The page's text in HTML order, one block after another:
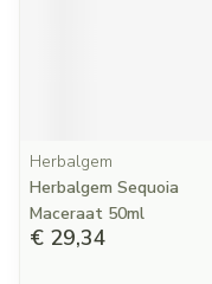
Herbalgem
Herbalgem Sequoia
Maceraat 50ml
€ 29,34